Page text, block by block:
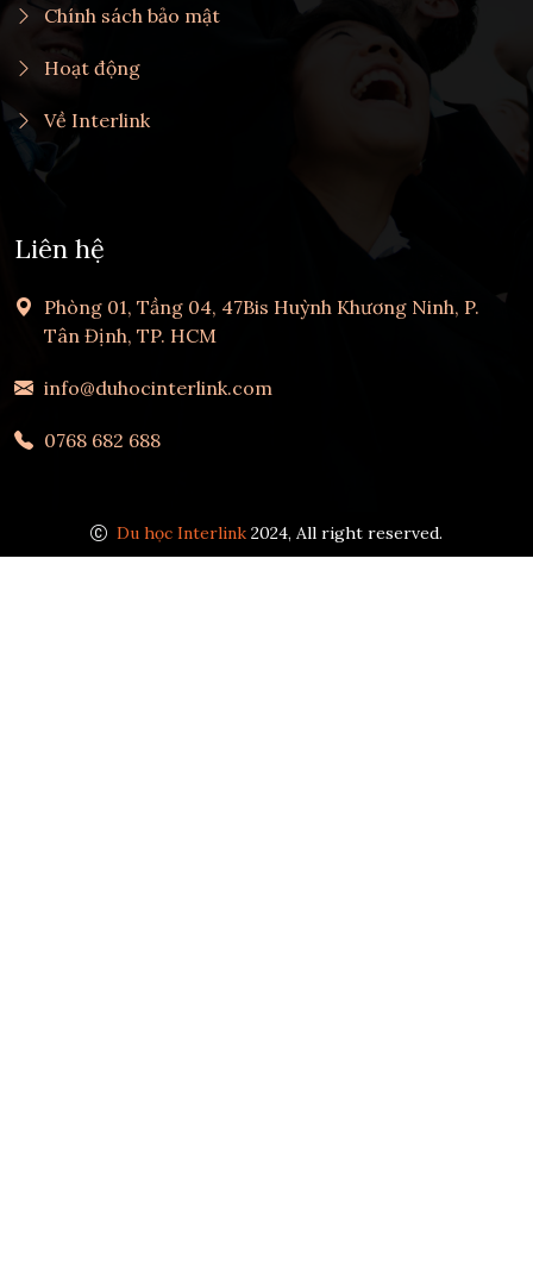
Chính sách bảo mật
Hoạt động
Về Interlink
Liên hệ
Phòng 01, Tầng 04, 47Bis Huỳnh Khương Ninh, P.
Tân Định, TP. HCM
info@duhocinterlink.com
0768 682 688
Du học Interlink 2024, All right reserved.